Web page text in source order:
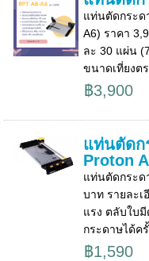
แท่นตัดกระด
A6) ราคา
ละ 30 แผ่น
ขนาดเที่ยงต
฿3,900
แท่นตัดก
Proton
แท่นตัดกระด
บาท รายละ
แรง ตลับใบ
กระดาษได้ค
฿1,590